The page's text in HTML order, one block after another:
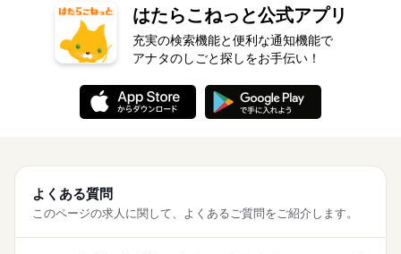
はたらこねっと公式アプリ
充実の検索機能と便利な通知機能で
アナタのしごと探しをお手伝い！
よくある質問
このページの求人に関して、よくあるご質問をご紹介します。